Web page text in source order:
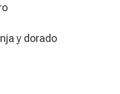
y dorado